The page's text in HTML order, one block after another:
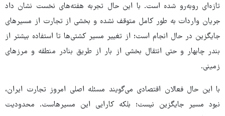
تازه‌ای روبه‌رو شده است. با این حال تجربه هفته‌های نخست نشان داد
جریان واردات به ‌طور کامل متوقف نشده و بخشی از تجارت از مسیرهای
جایگزین در حال انجام است؛ از تغییر مسیر کشتی‌ها تا استفاده بیشتر از
بندر چابهار و حتی انتقال بخشی از بار از طریق بنادر منطقه و مرزهای
زمینی.
با این حال فعالان اقتصادی می‌گویند مسئله اصلی امروز تجارت ایران،
نبود مسیر جایگزین نیست؛ بلکه کارایی این مسیرهاست. محدودیت